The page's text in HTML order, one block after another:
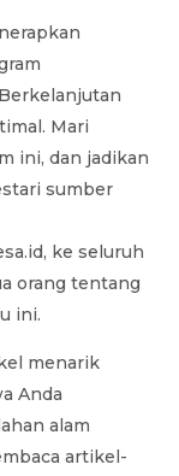
Mari
ini, dan jadikan
sumber
ke seluruh
orang tentang
ini.
menarik
Anda
alam
artikel-